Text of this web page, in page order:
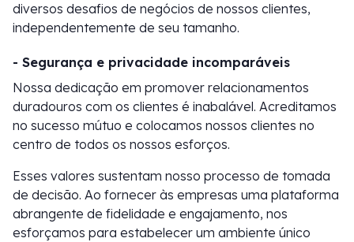
diversos desafios de negócios de nossos clientes,
independentemente de seu tamanho.
- Segurança e privacidade incomparáveis
Nossa dedicação em promover relacionamentos
duradouros com os clientes é inabalável. Acreditamos
no sucesso mútuo e colocamos nossos clientes no
centro de todos os nossos esforços.
Esses valores sustentam nosso processo de tomada
de decisão. Ao fornecer às empresas uma plataforma
abrangente de fidelidade e engajamento, nos
esforçamos para estabelecer um ambiente único